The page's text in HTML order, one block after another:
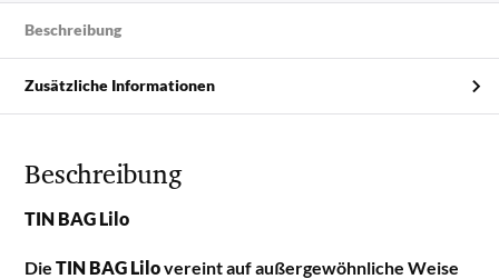
Beschreibung
Zusätzliche Informationen
Beschreibung
TIN BAG Lilo
DieTIN BAG Lilovereint auf außergewöhnliche Weise